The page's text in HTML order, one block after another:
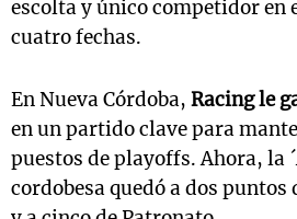
escolta y único competidor en
cuatro fechas.
En Nueva Córdoba, Racing le
en un partido clave para
puestos de playoffs. Ahora, la
cordobesa quedó a dos puntos